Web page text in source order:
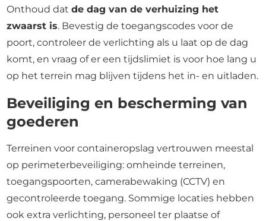
Onthoud datde dag van de verhuizing het
zwaarst is. Bevestig de toegangscodes voor de
poort, controleer de verlichting als u laat op de dag
komt, en vraag of er een tijdslimiet is voor hoe lang u
op het terrein mag blijven tijdens het in- en uitladen.
Beveiliging en bescherming van
goederen
Terreinen voor containeropslag vertrouwen meestal
op perimeterbeveiliging: omheinde terreinen,
toegangspoorten, camerabewaking (CCTV) en
gecontroleerde toegang. Sommige locaties hebben
ook extra verlichting, personeel ter plaatse of